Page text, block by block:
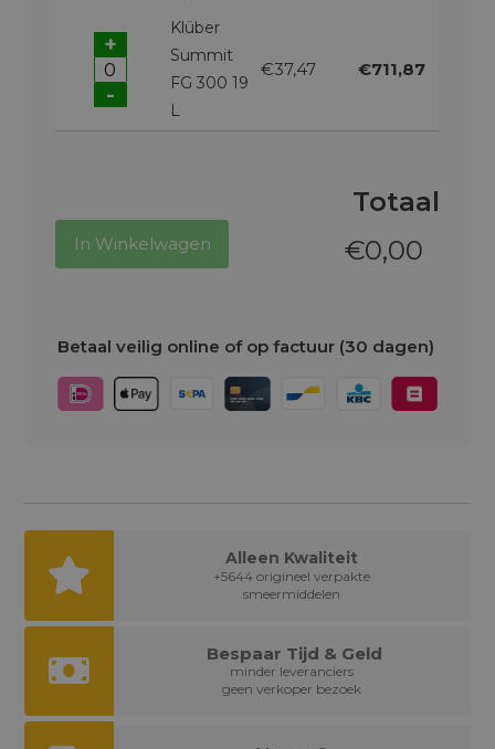
-
+
Klüber
Summit
FG 300 19
L
€37,47 €711,87
Totaal
€0,00
In Winkelwagen
Betaal veilig online of op factuur (30 dagen)
Alleen Kwaliteit
+5644 origineel verpakte
smeermiddelen
Bespaar Tijd & Geld
minder leveranciers
geen verkoper bezoek